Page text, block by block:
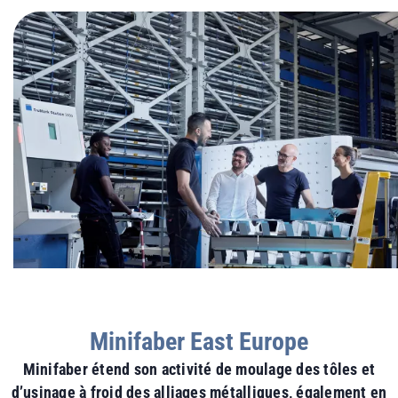
Minifaber East Europe
Minifaber étend son activité de moulage des tôles et
d’usinage à froid des alliages métalliques, également en